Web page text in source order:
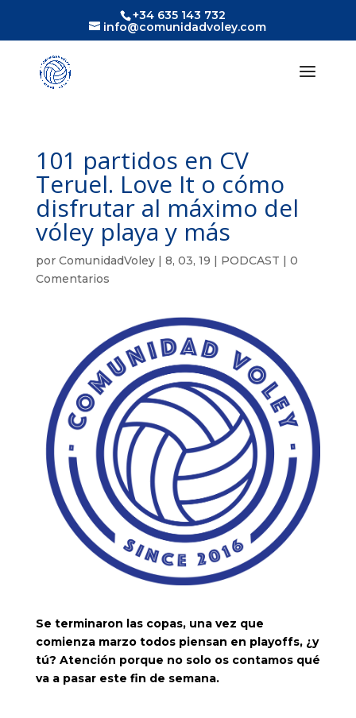
+34 635 143 732
info@comunidadvoley.com
101 partidos en CV
Teruel. Love It o cómo
disfrutar al máximo del
vóley playa y más
por ComunidadVoley| 8, 03, 19 | PODCAST | 0
Comentarios
Se terminaron las copas, una vez que
comienza marzo todos piensan en playoffs, ¿y
tú? Atención porque no solo os contamos qué
va a pasar este fin de semana.